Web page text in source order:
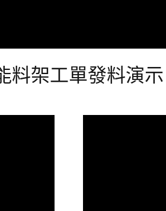
料架工單發料演示